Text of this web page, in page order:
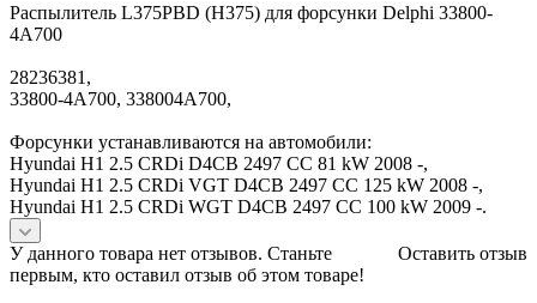
Распылитель L375PBD (H375) для форсунки Delphi 33800-
4A700
28236381,
33800-4A700, 338004A700,
Форсунки устанавливаются на автомобили:
Hyundai H1 2.5 CRDi D4CB 2497 CC 81 kW 2008 -,
Hyundai H1 2.5 CRDi VGT D4CB 2497 CC 125 kW 2008 -,
Hyundai H1 2.5 CRDi WGT D4CB 2497 CC 100 kW 2009 -.
Оставить отзыв
У данного товара нет отзывов. Станьте
первым, кто оставил отзыв об этом товаре!